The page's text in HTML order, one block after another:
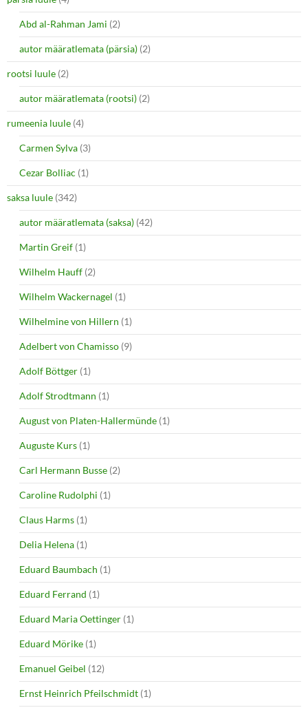
Abd al-Rahman Jami (2)
autor määratlemata (pärsia) (2)
rootsi luule (2)
autor määratlemata (rootsi) (2)
rumeenia luule (4)
Carmen Sylva (3)
Cezar Bolliac (1)
saksa luule (342)
autor määratlemata (saksa) (42)
Martin Greif (1)
Wilhelm Hauff (2)
Wilhelm Wackernagel (1)
Wilhelmine von Hillern (1)
Adelbert von Chamisso (9)
Adolf Böttger (1)
Adolf Strodtmann (1)
August von Platen-Hallermünde (1)
Auguste Kurs (1)
Carl Hermann Busse (2)
Caroline Rudolphi (1)
Claus Harms (1)
Delia Helena (1)
Eduard Baumbach (1)
Eduard Ferrand (1)
Eduard Maria Oettinger (1)
Eduard Mörike (1)
Emanuel Geibel (12)
Ernst Heinrich Pfeilschmidt (1)